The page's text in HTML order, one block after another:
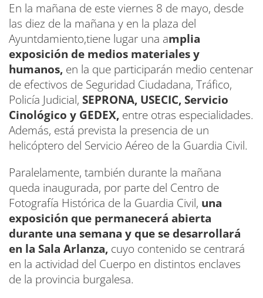
En la mañana de este viernes 8 de mayo, desde
las diez de la mañana y en la plaza del
Ayuntdamiento,tiene lugar una amplia
exposición de medios materiales y
humanos, en la que participarán medio centenar
de efectivos de Seguridad Ciudadana, Tráfico,
Policía Judicial, SEPRONA, USECIC, Servicio
Cinológico y GEDEX, entre otras especialidades.
Además, está prevista la presencia de un
helicóptero del Servicio Aéreo de la Guardia Civil.
Paralelamente, también durante la mañana
queda inaugurada, por parte del Centro de
Fotografía Histórica de la Guardia Civil, una
exposición que permanecerá abierta
durante una semana y que se desarrollará
en la Sala Arlanza, cuyo contenido se centrará
en la actividad del Cuerpo en distintos enclaves
de la provincia burgalesa.